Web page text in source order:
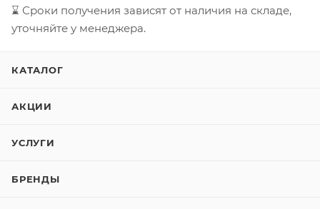
⌛ Сроки получения зависят от наличия на складе,
уточняйте у менеджера.
КАТАЛОГ
АКЦИИ
УСЛУГИ
БРЕНДЫ